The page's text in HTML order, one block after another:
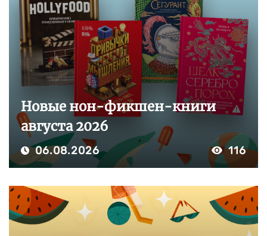
Новые нон-фикшен-книги
августа 2026
06.08.2026 116